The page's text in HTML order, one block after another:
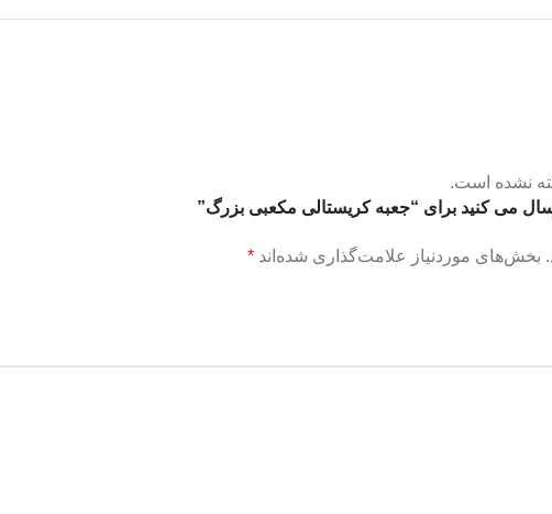
نشده است.
می کنید برای “جعبه کریستالی مکعبی بزرگ”
بخش‌های موردنیاز علامت‌گذاری شده‌اند *